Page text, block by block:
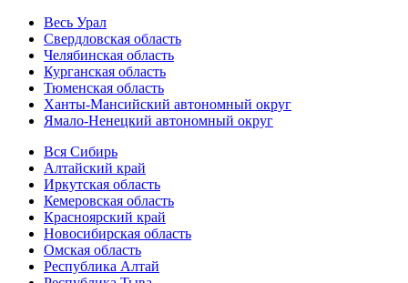
Весь Урал
Свердловская область
Челябинская область
Курганская область
Тюменская область
Ханты-Мансийский автономный округ
Ямало-Ненецкий автономный округ
Вся Сибирь
Алтайский край
Иркутская область
Кемеровская область
Красноярский край
Новосибирская область
Омская область
Республика Алтай